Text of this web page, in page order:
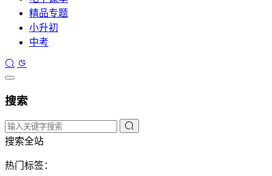
精品专题
小升初
中考
搜索
搜索全站
热门标签：